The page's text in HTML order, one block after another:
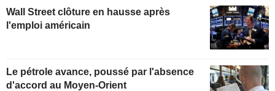
Wall Street clôture en hausse après
l'emploi américain
Le pétrole avance, poussé par l'absence
d'accord au Moyen-Orient